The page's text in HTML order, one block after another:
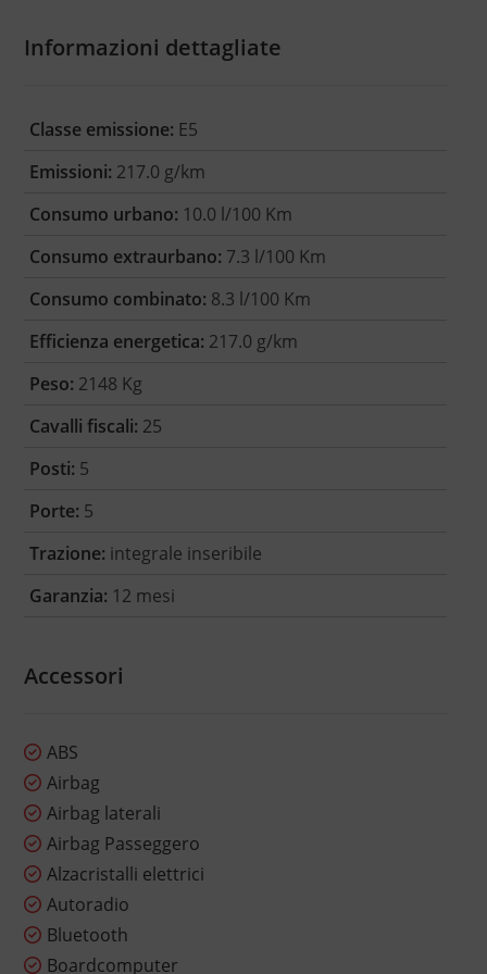
Informazioni dettagliate
Classe emissione: E5
Emissioni: 217.0 g/km
Consumo urbano: 10.0 l/100 Km
Consumo extraurbano: 7.3 l/100 Km
Consumo combinato: 8.3 l/100 Km
Efficienza energetica: 217.0 g/km
Peso: 2148 Kg
Cavalli fiscali: 25
Posti: 5
Porte: 5
Trazione: integrale inseribile
Garanzia: 12 mesi
Accessori
ABS
Airbag
Airbag laterali
Airbag Passeggero
Alzacristalli elettrici
Autoradio
Bluetooth
Boardcomputer